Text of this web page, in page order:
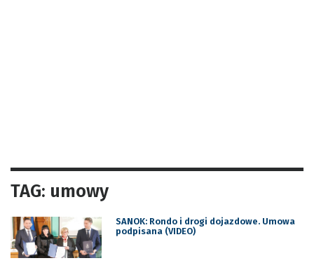
TAG: umowy
SANOK: Rondo i drogi dojazdowe. Umowa
podpisana (VIDEO)